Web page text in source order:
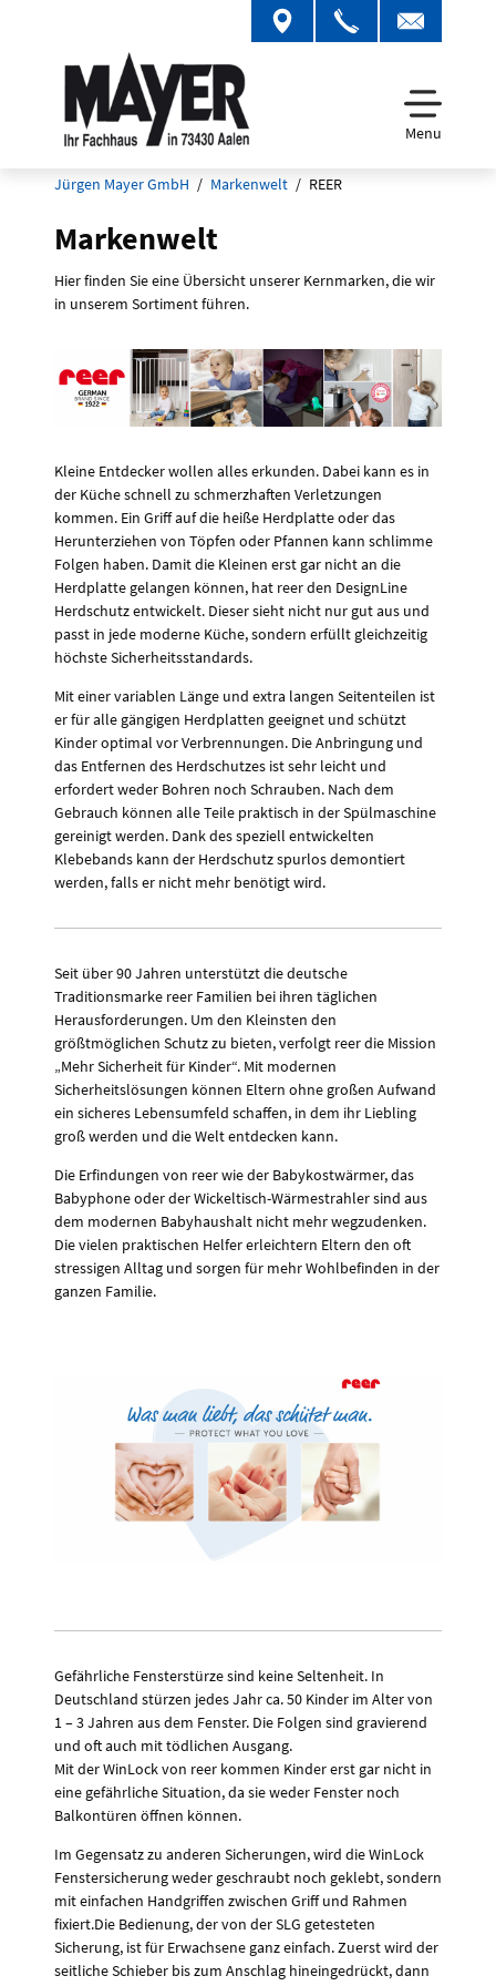
Menu
Jürgen Mayer GmbH Markenwelt REER
Markenwelt
Hier finden Sie eine Übersicht unserer Kernmarken, die wir
in unserem Sortiment führen.
Kleine Entdecker wollen alles erkunden. Dabei kann es in
der Küche schnell zu schmerzhaften Verletzungen
kommen. Ein Griff auf die heiße Herdplatte oder das
Herunterziehen von Töpfen oder Pfannen kann schlimme
Folgen haben. Damit die Kleinen erst gar nicht an die
Herdplatte gelangen können, hat reer den DesignLine
Herdschutz entwickelt. Dieser sieht nicht nur gut aus und
passt in jede moderne Küche, sondern erfüllt gleichzeitig
höchste Sicherheitsstandards.
Mit einer variablen Länge und extra langen Seitenteilen ist
er für alle gängigen Herdplatten geeignet und schützt
Kinder optimal vor Verbrennungen. Die Anbringung und
das Entfernen des Herdschutzes ist sehr leicht und
erfordert weder Bohren noch Schrauben. Nach dem
Gebrauch können alle Teile praktisch in der Spülmaschine
gereinigt werden. Dank des speziell entwickelten
Klebebands kann der Herdschutz spurlos demontiert
werden, falls er nicht mehr benötigt wird.
Seit über 90 Jahren unterstützt die deutsche
Traditionsmarke reer Familien bei ihren täglichen
Herausforderungen. Um den Kleinsten den
größtmöglichen Schutz zu bieten, verfolgt reer die Mission
„Mehr Sicherheit für Kinder“. Mit modernen
Sicherheitslösungen können Eltern ohne großen Aufwand
ein sicheres Lebensumfeld schaffen, in dem ihr Liebling
groß werden und die Welt entdecken kann.
Die Erfindungen von reer wie der Babykostwärmer, das
Babyphone oder der Wickeltisch-Wärmestrahler sind aus
dem modernen Babyhaushalt nicht mehr wegzudenken.
Die vielen praktischen Helfer erleichtern Eltern den oft
stressigen Alltag und sorgen für mehr Wohlbefinden in der
ganzen Familie.
Gefährliche Fensterstürze sind keine Seltenheit. In
Deutschland stürzen jedes Jahr ca. 50 Kinder im Alter von
1 – 3 Jahren aus dem Fenster. Die Folgen sind gravierend
und oft auch mit tödlichen Ausgang.
Mit der WinLock von reer kommen Kinder erst gar nicht in
eine gefährliche Situation, da sie weder Fenster noch
Balkontüren öffnen können.
Im Gegensatz zu anderen Sicherungen, wird die WinLock
Fenstersicherung weder geschraubt noch geklebt, sondern
mit einfachen Handgriffen zwischen Griff und Rahmen
fixiert.Die Bedienung, der von der SLG getesteten
Sicherung, ist für Erwachsene ganz einfach. Zuerst wird der
seitliche Schieber bis zum Anschlag hineingedrückt, dann